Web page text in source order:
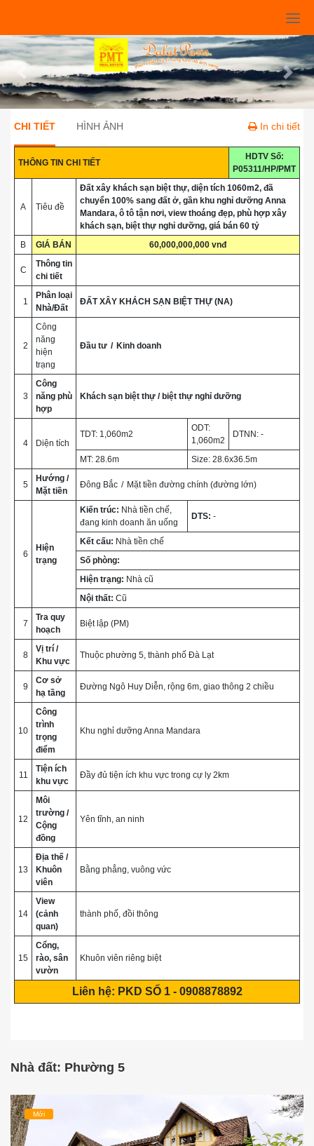
Previous Next
In chi tiết
CHI TIẾT HÌNH ẢNH
THÔNG TIN CHI TIẾT
HDTV Số:
P05311/HP/PMT
A Tiêu đề
Đất xây khách sạn biệt thự, diện tích 1060m2, đã
chuyển 100% sang đất ở, gần khu nghỉ dưỡng Anna
Mandara, ô tô tận nơi, view thoáng đẹp, phù hợp xây
khách sạn, biệt thự nghỉ dưỡng, giá bán 60 tỷ
B
GIÁ BÁN 60,000,000,000 vnđ
C
Thông tin
chi tiết
1
Phân loại
Nhà/Đất
ĐẤT XÂY KHÁCH SẠN BIỆT THỰ (NA)
2
Công
năng
hiện
trạng
Đầu tư Kinh doanh
3
Công
năng phù
hợp
Khách sạn biệt thự / biệt thự nghỉ dưỡng
4 Diện tích
TDT: 1,060m2
ODT:
1,060m2
DTNN: -
MT: 28.6m Size: 28.6x36.5m
5
Hướng /
Mặt tiền
Đông Bắc Mặt tiền đường chính (đường lớn)
6
Hiện
trạng
Kiến trúc: Nhà tiền chế,
đang kinh doanh ăn uống
DTS: -
Kết cấu: Nhà tiền chế
Số phòng:
Hiện trạng: Nhà cũ
Nội thất: Cũ
7
Tra quy
hoạch
Biệt lập (PM)
8
Vị trí /
Khu vực
Thuộc phường 5, thành phố Đà Lạt
9
Cơ sở
hạ tầng
Đường Ngô Huy Diễn, rộng 6m, giao thông 2 chiều
10
Công
trình
trọng
điểm
Khu nghỉ dưỡng Anna Mandara
11
Tiện ích
khu vực
Đầy đủ tiện ích khu vực trong cự ly 2km
12
Môi
trường /
Cộng
đồng
Yên tĩnh, an ninh
13
Địa thế /
Khuôn
viên
Bằng phẳng, vuông vức
14
View
(cảnh
quan)
thành phố, đồi thông
15
Cổng,
rào, sân
vườn
Khuôn viên riêng biệt
Liên hệ: PKD SỐ 1 - 0908878892
Nhà đất: Phường 5
Mới